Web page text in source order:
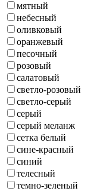
мятный
небесный
оливковый
оранжевый
песочный
розовый
салатовый
светло-розовый
светло-серый
серый
серый меланж
сетка белый
сине-красный
синий
телесный
темно-зеленый